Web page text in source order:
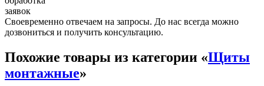
заявок
Своевременно отвечаем на запросы. До нас всегда можно
дозвониться и получить консультацию.
Похожие товары из категории «Щиты
монтажные»